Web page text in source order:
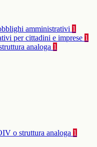
amministrativi 1
per cittadini e imprese 1
analoga 1
o struttura analoga 1